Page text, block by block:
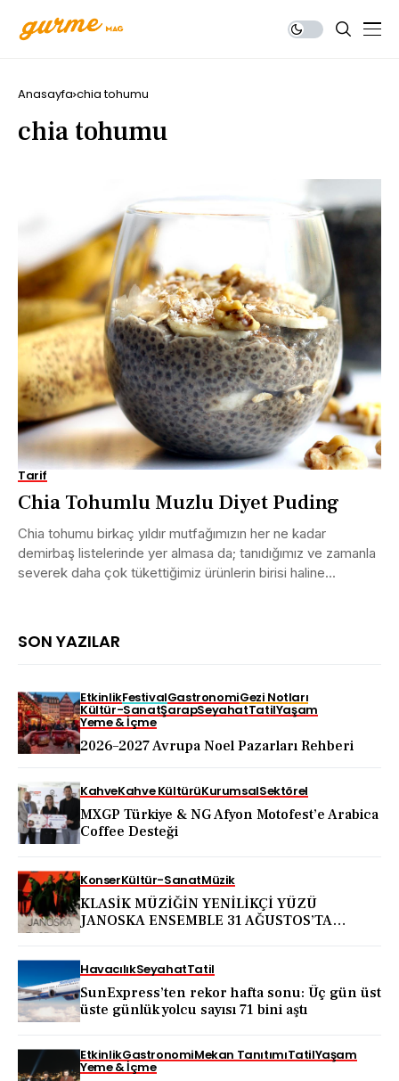
Anasayfa chia tohumu
chia tohumu
Tarif
Chia Tohumlu Muzlu Diyet Puding
Chia tohumu birkaç yıldır mutfağımızın her ne kadar
demirbaş listelerinde yer almasa da; tanıdığımız ve zamanla
severek daha çok tükettiğimiz ürünlerin birisi haline...
SON YAZILAR
EtkinlikFestivalGastronomiGezi Notları
Kültür-SanatŞarapSeyahatTatilYaşam
Yeme & İçme
2026–2027 Avrupa Noel Pazarları Rehberi
KahveKahve KültürüKurumsalSektörel
MXGP Türkiye & NG Afyon Motofest’e Arabica
Coffee Desteği
KonserKültür-SanatMüzik
KLASİK MÜZİĞİN YENİLİKÇİ YÜZÜ
JANOSKA ENSEMBLE 31 AĞUSTOS’TA
HavacılıkSeyahatTatil
SunExpress’ten rekor hafta sonu: Üç gün üst
üste günlük yolcu sayısı 71 bini aştı
EtkinlikGastronomiMekan TanıtımıTatilYaşam
Yeme & İçme